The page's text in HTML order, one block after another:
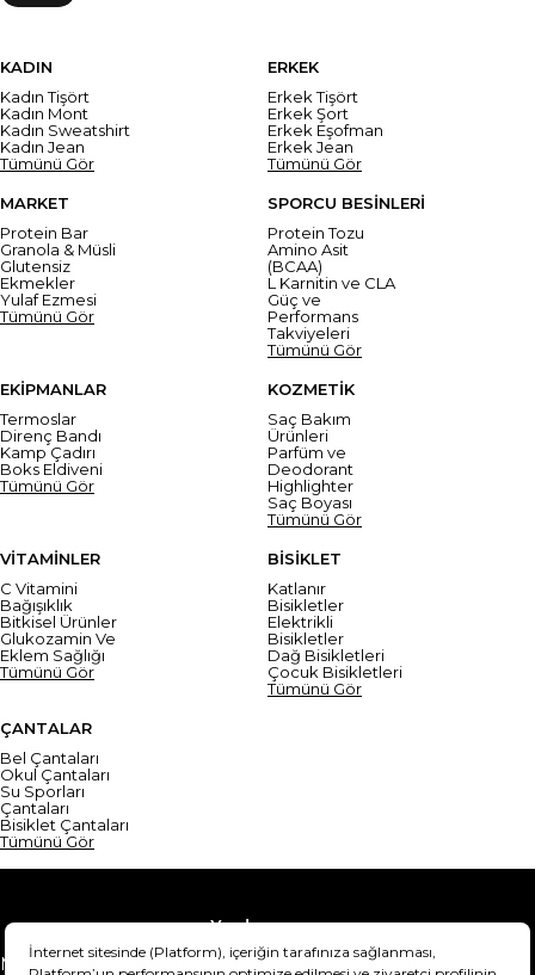
KADIN
Kadın Tişört
Kadın Mont
Kadın Sweatshirt
Kadın Jean
Tümünü Gör
ERKEK
Erkek Tişört
Erkek Şort
Erkek Eşofman
Erkek Jean
Tümünü Gör
MARKET
Protein Bar
Granola & Müsli
Glutensiz
Ekmekler
Yulaf Ezmesi
Tümünü Gör
SPORCU BESİNLERİ
Protein Tozu
Amino Asit
(BCAA)
L Karnitin ve CLA
Güç ve
Performans
Takviyeleri
Tümünü Gör
EKİPMANLAR
Termoslar
Direnç Bandı
Kamp Çadırı
Boks Eldiveni
Tümünü Gör
KOZMETİK
Saç Bakım
Ürünleri
Parfüm ve
Deodorant
Highlighter
Saç Boyası
Tümünü Gör
VİTAMİNLER
C Vitamini
Bağışıklık
Bitkisel Ürünler
Glukozamin Ve
Eklem Sağlığı
Tümünü Gör
BİSİKLET
Katlanır
Bisikletler
Elektrikli
Bisikletler
Dağ Bisikletleri
Çocuk Bisikletleri
Tümünü Gör
ÇANTALAR
Bel Çantaları
Okul Çantaları
Su Sporları
Çantaları
Bisiklet Çantaları
Tümünü Gör
Yardım
Mesafeli Satış Sözleşmesi
Teslimat Bilgisi